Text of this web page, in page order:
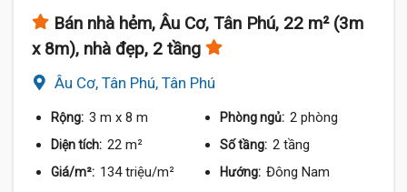
Bán nhà hẻm, Âu Cơ, Tân Phú, 22 m² (3m
x 8m), nhà đẹp, 2 tầng
Âu Cơ, Tân Phú, Tân Phú
Rộng: 3 m x 8 m Phòng ngủ: 2 phòng
Diện tích: 22 m² Số tầng: 2 tầng
Giá/m²: 134 triệu/m² Hướng: Đông Nam